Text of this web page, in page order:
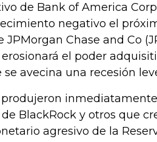
de Bank of America
negativo el
Chase and Co
el poder
avecina una recesión
BlackRock y otros que
agresivo de la